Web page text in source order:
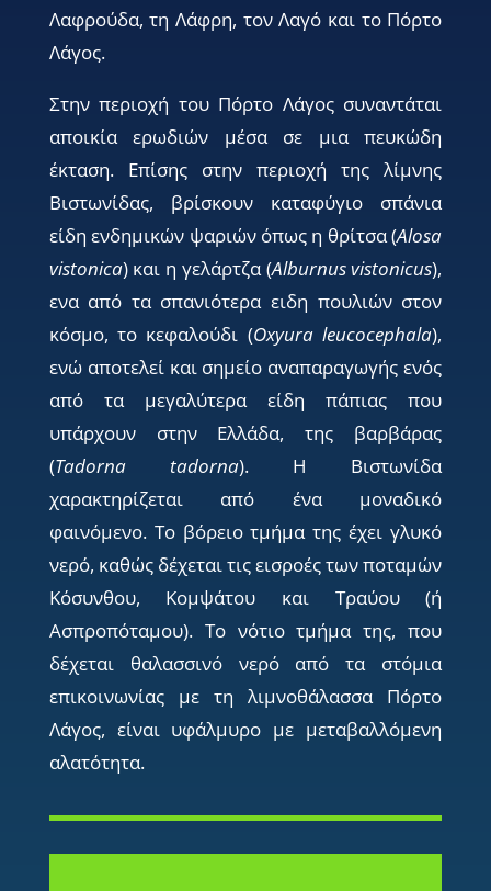
Λαφρούδα, τη Λάφρη, τον Λαγό και το Πόρτο
Λάγος.
Στην περιοχή του Πόρτο Λάγος συναντάται
αποικία ερωδιών µέσα σε µια πευκώδη
έκταση. Επίσης στην περιοχή της λίµνης
Βιστωνίδας, βρίσκουν καταφύγιο σπάνια
είδη ενδηµικών ψαριών όπως η θρίτσα (Alosa
vistonica) και η γελάρτζα (Alburnus vistonicus),
ενα από τα σπανιότερα ειδη πουλιών στον
κόσµο, το κεφαλούδι (Oxyura leucocephala),
ενώ αποτελεί και σηµείο αναπαραγωγής ενός
από τα µεγαλύτερα είδη πάπιας που
υπάρχουν στην Ελλάδα, της βαρβάρας
(Tadorna tadorna). Η Βιστωνίδα
χαρακτηρίζεται από ένα µοναδικό
φαινόµενο. Το βόρειο τµήµα της έχει γλυκό
νερό, καθώς δέχεται τις εισροές των ποταµών
Κόσυνθου, Κοµψάτου και Τραύου (ή
Ασπροπόταµου). Το νότιο τµήµα της, που
δέχεται θαλασσινό νερό από τα στόµια
επικοινωνίας µε τη λιµνοθάλασσα Πόρτο
Λάγος, είναι υφάλµυρο µε µεταβαλλόµενη
αλατότητα.